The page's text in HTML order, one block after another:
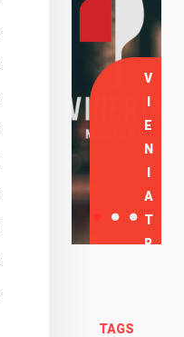
V
E
N
A
T
R
TAGS